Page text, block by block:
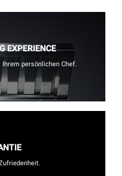
EXPERIENCE
persönlichen Chef.